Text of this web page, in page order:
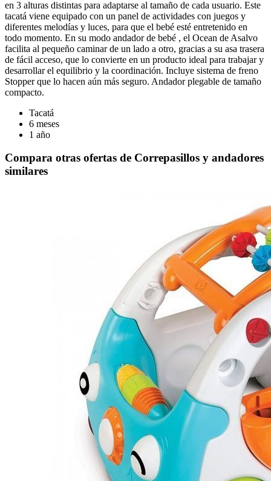
en 3 alturas distintas para adaptarse al tamaño de cada usuario. Este
tacatá viene equipado con un panel de actividades con juegos y
diferentes melodías y luces, para que el bebé esté entretenido en
todo momento. En su modo andador de bebé , el Ocean de Asalvo
facilita al pequeño caminar de un lado a otro, gracias a su asa trasera
de fácil acceso, que lo convierte en un producto ideal para trabajar y
desarrollar el equilibrio y la coordinación. Incluye sistema de freno
Stopper que lo hacen aún más seguro. Andador plegable de tamaño
compacto.
Tacatá
6 meses
1 año
Compara otras ofertas de Correpasillos y andadores
similares